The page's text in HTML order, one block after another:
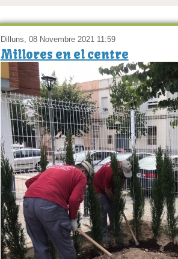
Dilluns, 08 Novembre 2021 11:59
Millores en el centre